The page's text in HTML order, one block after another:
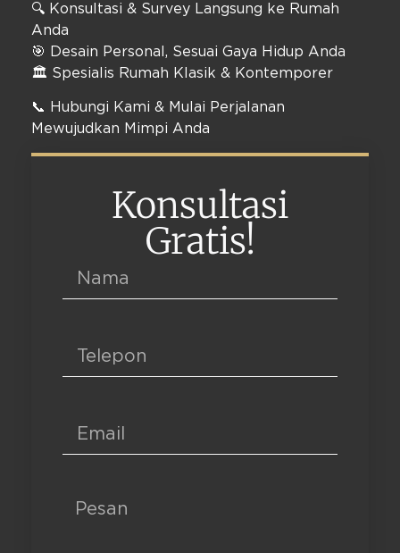
🔍 Konsultasi & Survey Langsung ke Rumah
Anda
🎯 Desain Personal, Sesuai Gaya Hidup Anda
🏛️ Spesialis Rumah Klasik & Kontemporer
📞 Hubungi Kami & Mulai Perjalanan
Mewujudkan Mimpi Anda
Konsultasi
Gratis!